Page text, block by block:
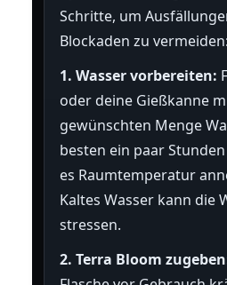
Schritte, um
Blockaden zu vermeiden:
1. Wasser vorbereiten:
oder deine Gießkanne
gewünschten Menge
besten ein paar
es Raumtemperatur
Kaltes Wasser kann die
stressen.
2. Terra Bloom